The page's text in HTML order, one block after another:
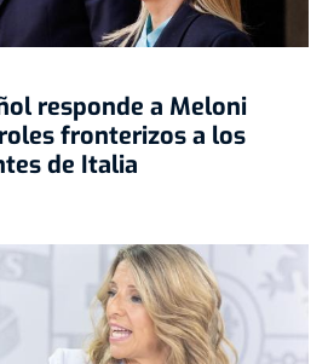
responde a Meloni
fronterizos a los
de Italia